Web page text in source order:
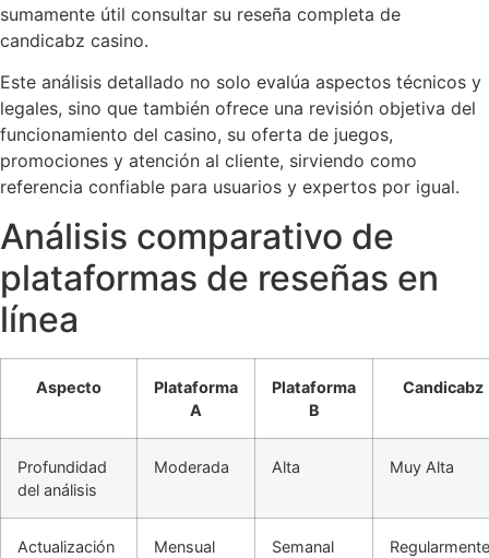
sumamente útil consultar su reseña completa de
candicabz casino.
Este análisis detallado no solo evalúa aspectos técnicos y
legales, sino que también ofrece una revisión objetiva del
funcionamiento del casino, su oferta de juegos,
promociones y atención al cliente, sirviendo como
referencia confiable para usuarios y expertos por igual.
Análisis comparativo de
plataformas de reseñas en
línea
Aspecto
Plataforma
A
Plataforma
B
Candicabz
Profundidad
del análisis
Moderada Alta Muy Alta
Actualización
Mensual Semanal
Regularmente